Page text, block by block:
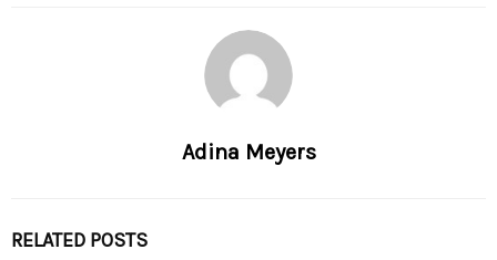
Adina Meyers
RELATED POSTS